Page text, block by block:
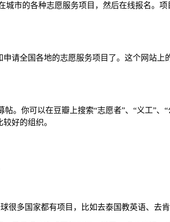
市的各种志愿服务项目，然后在线报名。
请全国各地的志愿服务项目了。这个网站
。你可以在豆瓣上搜索“志愿者”、“义工”、
好的组织。
很多国家都有项目，比如去泰国教英语、去